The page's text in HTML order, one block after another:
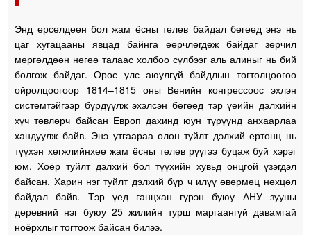
Энд өрсөлдөөн бол жам ёсны төлөв байдал бөгөөд энэ нь
цаг хугацааны явцад байнга өөрчлөгдөж байдаг зөрчил
мөргөлдөөн нөгөө талаас холбоо сүлбээг аль алиныг нь бий
болгож байдаг. Орос улс аюулгүй байдлын тогтолцоогоо
ойролцоогоор 1814–1815 оны Венийн конгрессоос эхлэн
системтэйгээр бүрдүүлж эхэлсэн бөгөөд тэр үеийн дэлхийн
хүч төвлөрч байсан Европ дахинд юун түрүүнд анхаарлаа
хандуулж байв. Энэ утгаараа олон туйлт дэлхий ертөнц нь
түүхэн хөгжлийнхөө жам ёсны төлөв рүүгээ буцаж буй хэрэг
юм. Хоёр туйлт дэлхий бол түүхийн хувьд онцгой үзэгдэл
байсан. Харин нэг туйлт дэлхий бүр ч илүү өвөрмөц нөхцөл
байдал байв. Тэр үед ганцхан гүрэн буюу АНУ зууны
дөрөвний нэг буюу 25 жилийн турш маргаангүй давамгай
ноёрхлыг тогтоож байсан билээ.